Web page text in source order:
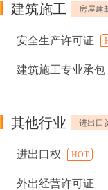
建筑施工 房屋建
安全生产许可证
建筑施工专业承包
其他行业 进出口
进出口权 HOT
外出经营许可证